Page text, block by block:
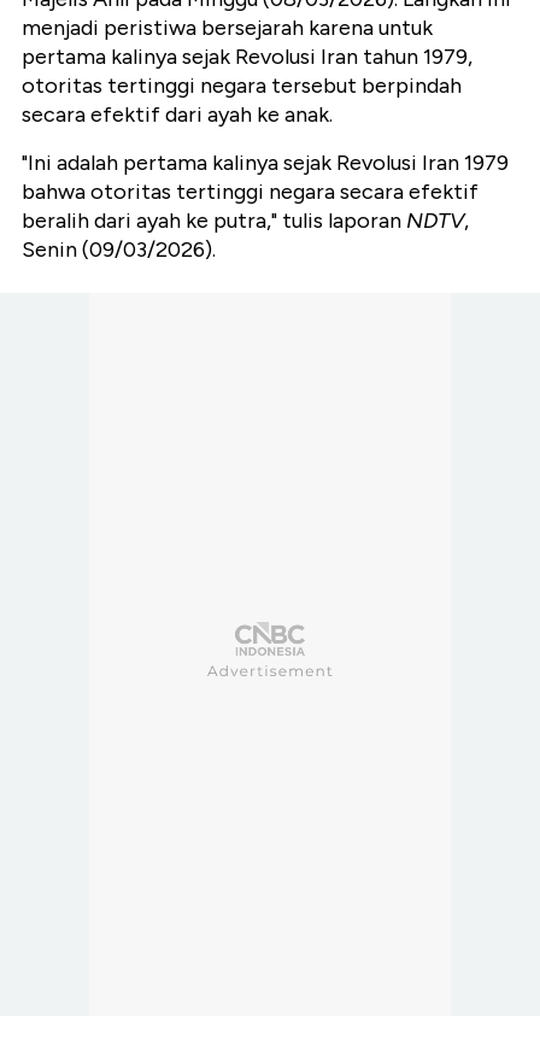
menjadi peristiwa bersejarah karena untuk
pertama kalinya sejak Revolusi Iran tahun 1979,
otoritas tertinggi negara tersebut berpindah
secara efektif dari ayah ke anak.
"Ini adalah pertama kalinya sejak Revolusi Iran 1979
bahwa otoritas tertinggi negara secara efektif
beralih dari ayah ke putra," tulis laporan NDTV,
Senin (09/03/2026).